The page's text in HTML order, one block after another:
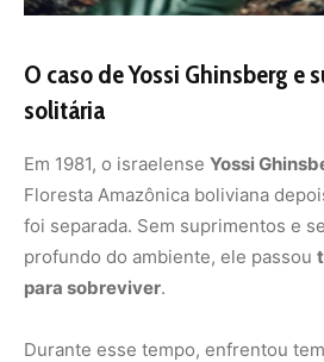
O caso de Yossi Ghinsberg e
solitária
Em 1981, o israelense Yossi
Floresta Amazônica boliviana
foi separada. Sem suprimentos e
profundo do ambiente, ele passou
para sobreviver.
Durante esse tempo, enfrentou